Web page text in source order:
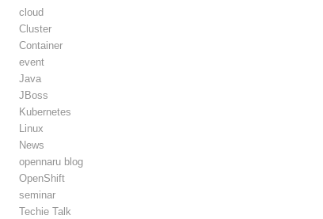
cloud
Cluster
Container
event
Java
JBoss
Kubernetes
Linux
News
opennaru blog
OpenShift
seminar
Techie Talk